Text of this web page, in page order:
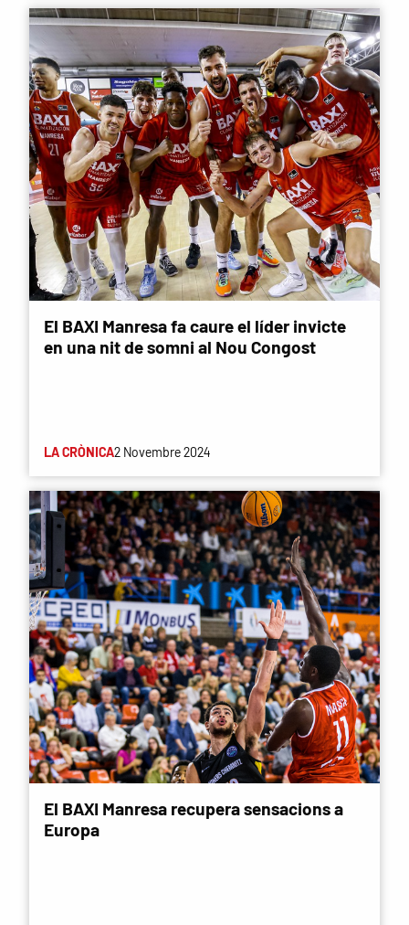
El BAXI Manresa fa caure el líder invicte
en una nit de somni al Nou Congost
LA CRÒNICA2 Novembre 2024
El BAXI Manresa recupera sensacions a
Europa